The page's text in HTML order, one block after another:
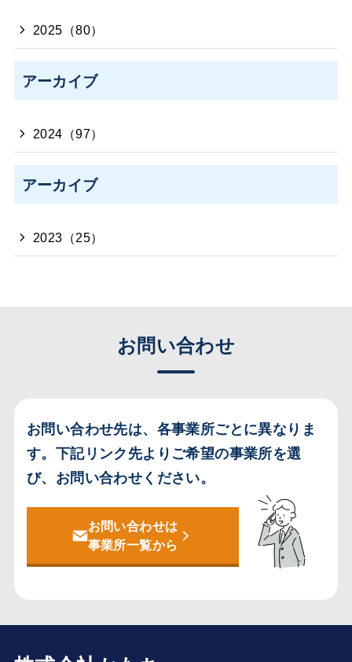
2025（80）
アーカイブ
2024（97）
アーカイブ
2023（25）
お問い合わせ
お問い合わせ先は、各事業所ごとに異なりま
す。 下記リンク先よりご希望の事業所を選
び、お問い合わせください。
お問い合わせは
事業所一覧から